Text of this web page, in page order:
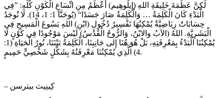
لَكِنَّ عَظَمَةَ خَلِيقَةِ اللهِ (إِيلُوهِيم) أَعْظَمُ مِنِ اتِّسَاعِ الْكَوْنِ كُلِّهِ: ”فِي
الْبَدْءِ كَانَ الْكَلِمَةُ … وَالْكَلِمَةُ صَارَ جَسَدًا“ (يُوحَنَّا 1: 1، 14). لَا تُوجَدُ
حِسَابَاتٌ رِيَاضِيَّةٌ يُمْكِنُهَا تَفْسِيرُ دُخُولِ (ابْنِ) اللهِ يَسُوعَ الْمَسِيحِ فِي
الْبَشَرِيَّةِ. اللهُ (الآبُ والابْنُ، وَالرُّوحُ الْقُدُسُ) لَيْسَ مَوْجُودًا فِي كَوْنٍ لَا
يُمْكِنُنَا الْبَدْءُ بِمَعْرِفَتِهِ، بَلْ هُوَ هُنَا إِلى جَانِبِنَا، الْكَلِمَةُ بَيْنَنَا، نُورُ الْحَيَاةِ (1:
4) الَّذِي يُمْكِنُنَا مَعْرِفَتُهُ بِشَكْلٍ شَخْصِيٍّ حَمِيمٍ.
– كِينِيث بيترسن